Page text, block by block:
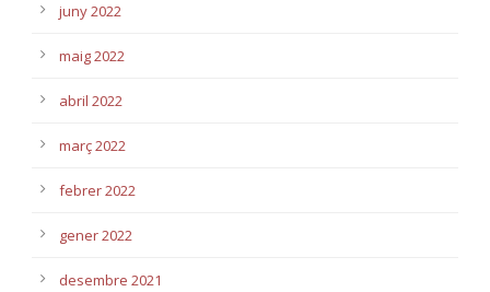
juny 2022
maig 2022
abril 2022
març 2022
febrer 2022
gener 2022
desembre 2021